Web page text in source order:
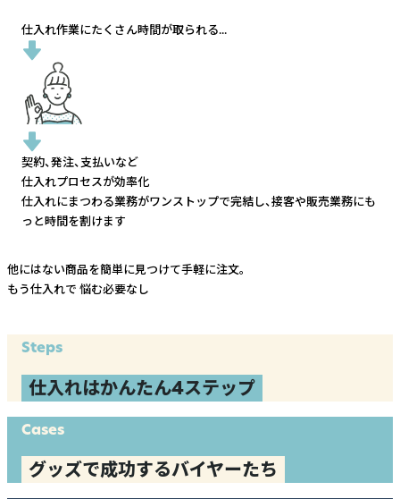
仕入れ作業にたくさん時間が取られる...
契約、発注、支払いなど
仕入れプロセスが効率化
仕入れにまつわる業務がワンストップで完結し、接客や販売業務にも
っと時間を割けます
他にはない商品を簡単に見つけて手軽に注文。
もう仕入れで 悩む必要なし
Steps
仕入れはかんたん4ステップ
Cases
グッズで成功するバイヤーたち